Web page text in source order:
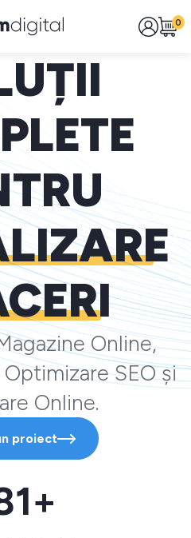
0
Online,
SEO și
Online.
proiect